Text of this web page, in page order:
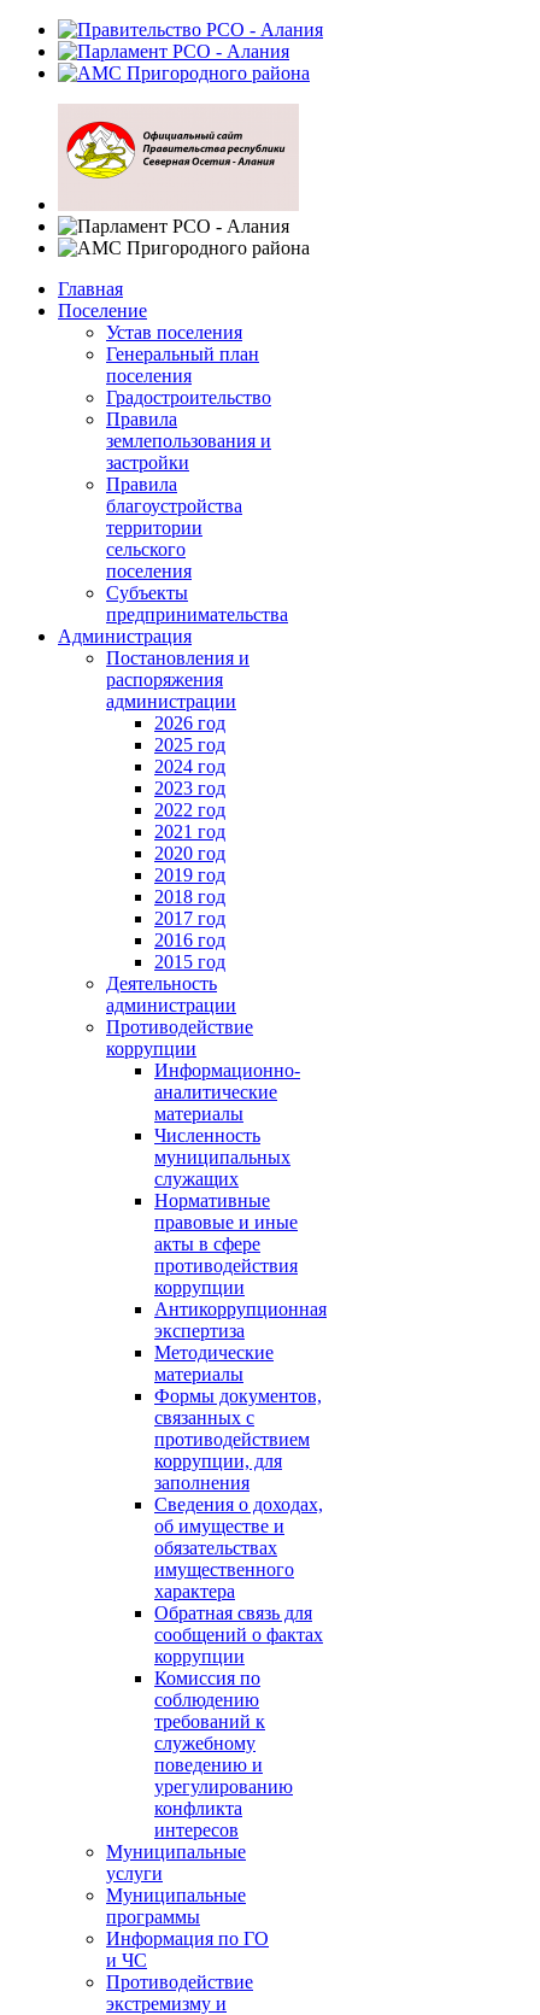
Главная
Поселение
Устав поселения
Генеральный план
поселения
Градостроительство
Правила
землепользования и
застройки
Правила
благоустройства
территории
сельского
поселения
Субъекты
предпринимательства
Администрация
Постановления и
распоряжения
администрации
2026 год
2025 год
2024 год
2023 год
2022 год
2021 год
2020 год
2019 год
2018 год
2017 год
2016 год
2015 год
Деятельность
администрации
Противодействие
коррупции
Информационно-
аналитические
материалы
Численность
муниципальных
служащих
Нормативные
правовые и иные
акты в сфере
противодействия
коррупции
Антикоррупционная
экспертиза
Методические
материалы
Формы документов,
связанных с
противодействием
коррупции, для
заполнения
Сведения о доходах,
об имуществе и
обязательствах
имущественного
характера
Обратная связь для
сообщений о фактах
коррупции
Комиссия по
соблюдению
требований к
служебному
поведению и
урегулированию
конфликта
интересов
Муниципальные
услуги
Муниципальные
программы
Информация по ГО
и ЧС
Противодействие
экстремизму и